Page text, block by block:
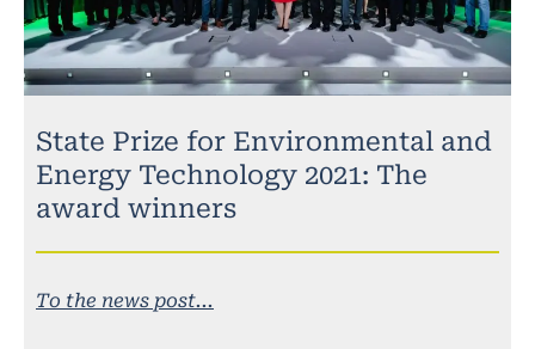
State Prize for Environmental and
Energy Technology 2021: The
award winners
To the news post...